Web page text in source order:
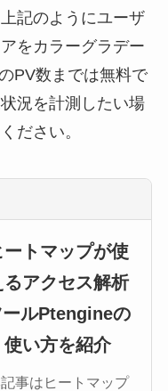
記のようにユーザ
をカラーグラデー
PV数までは無料で
況を計測したい場
ださい。
ートマップが使
るアクセス解析
ールPtengineの
使い方を紹介
事はヒートマップ